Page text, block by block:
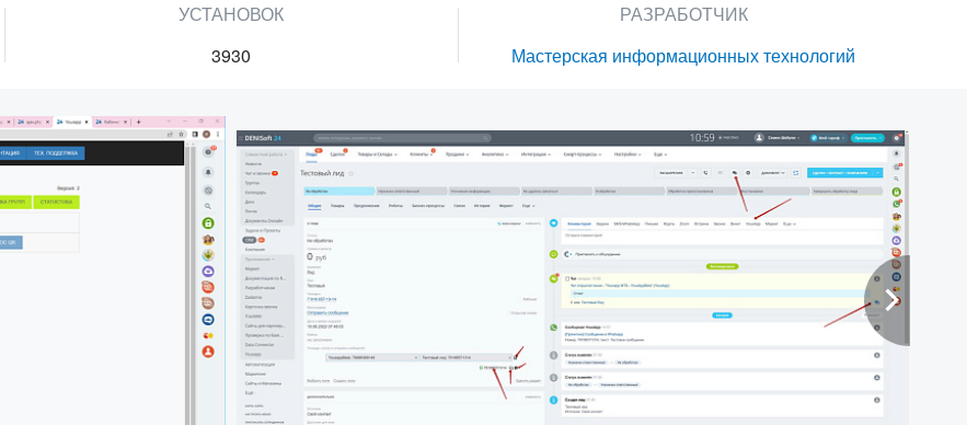
УСТАНОВОК
3930
РАЗРАБОТЧИК
Мастерская информационных технологий